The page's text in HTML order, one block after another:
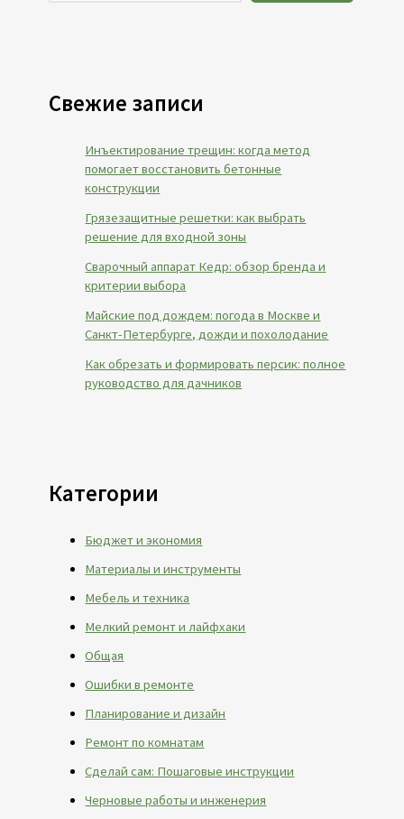
Свежие записи
Инъектирование трещин: когда метод
помогает восстановить бетонные
конструкции
Грязезащитные решетки: как выбрать
решение для входной зоны
Сварочный аппарат Кедр: обзор бренда и
критерии выбора
Майские под дождем: погода в Москве и
Санкт-Петербурге, дожди и похолодание
Как обрезать и формировать персик: полное
руководство для дачников
Категории
Бюджет и экономия
Материалы и инструменты
Мебель и техника
Мелкий ремонт и лайфхаки
Общая
Ошибки в ремонте
Планирование и дизайн
Ремонт по комнатам
Сделай сам: Пошаговые инструкции
Черновые работы и инженерия